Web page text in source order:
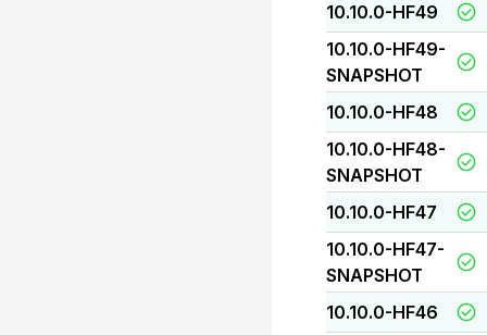
10.10.0-HF49
10.10.0-HF49-
SNAPSHOT
10.10.0-HF48
10.10.0-HF48-
SNAPSHOT
10.10.0-HF47
10.10.0-HF47-
SNAPSHOT
10.10.0-HF46